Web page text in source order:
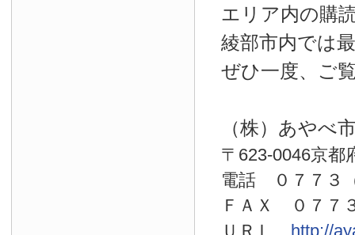
エリア内の購
綾部市内では
ぜひ一度、ご
（株）あやべ
〒623-0046京都
電話 ０７７
ＦＡＸ ０７７
ＵＲＬ http://